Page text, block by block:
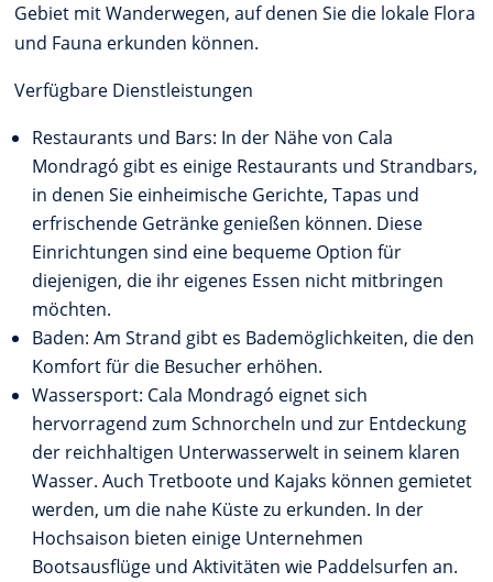
Gebiet mit Wanderwegen, auf denen Sie die lokale Flora
und Fauna erkunden können.
Verfügbare Dienstleistungen
Restaurants und Bars: In der Nähe von Cala
Mondragó gibt es einige Restaurants und Strandbars,
in denen Sie einheimische Gerichte, Tapas und
erfrischende Getränke genießen können. Diese
Einrichtungen sind eine bequeme Option für
diejenigen, die ihr eigenes Essen nicht mitbringen
möchten.
Baden: Am Strand gibt es Bademöglichkeiten, die den
Komfort für die Besucher erhöhen.
Wassersport: Cala Mondragó eignet sich
hervorragend zum Schnorcheln und zur Entdeckung
der reichhaltigen Unterwasserwelt in seinem klaren
Wasser. Auch Tretboote und Kajaks können gemietet
werden, um die nahe Küste zu erkunden. In der
Hochsaison bieten einige Unternehmen
Bootsausflüge und Aktivitäten wie Paddelsurfen an.